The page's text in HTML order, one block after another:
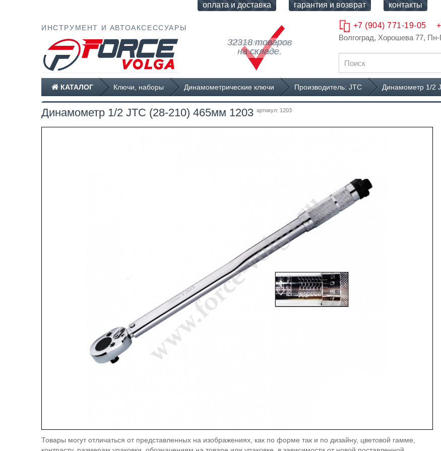
ИНСТРУМЕНТ И АВТОАКСЕССУАРЫ
оплата и доставка гарантия и возврат контакты
Волгоград, Хорошева 77, Пн-
32318 товаров
на складе.
+7 (904) 771-19-05
КАТАЛОГ Ключи, наборы Динамометрические ключи Производитель: JTC Динамометр 1/2
Динамометр 1/2 JTC (28-210) 465мм 1203 артикул: 1203
Товары могут отличаться от представленных на изображениях, как по форме так и по дизайну, цветовой гамме,